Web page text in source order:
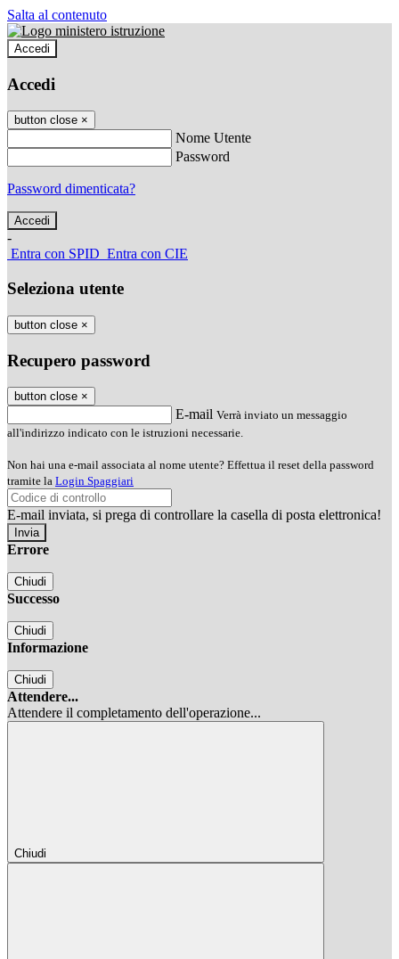
Salta al contenuto
Accedi
Accedi
button close ×
Nome Utente
Password
Password dimenticata?
-
Entra con SPID Entra con CIE
Seleziona utente
button close ×
Recupero password
button close ×
E-mail Verrà inviato un messaggio
all'indirizzo indicato con le istruzioni necessarie.
Non hai una e-mail associata al nome utente? Effettua il reset della password
tramite la Login Spaggiari
E-mail inviata, si prega di controllare la casella di posta elettronica!
Errore
Chiudi
Successo
Chiudi
Informazione
Chiudi
Attendere...
Attendere il completamento dell'operazione...
Chiudi